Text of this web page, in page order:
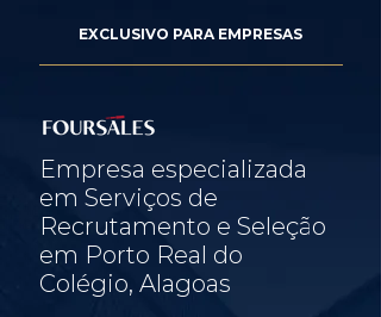
EXCLUSIVO PARA EMPRESAS
Empresa especializada
em Serviços de
Recrutamento e Seleção
em Porto Real do
Colégio, Alagoas